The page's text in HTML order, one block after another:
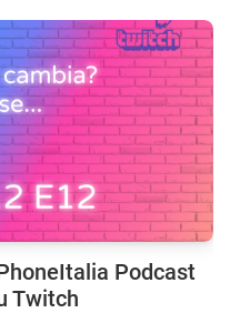
Podcast
Twitch